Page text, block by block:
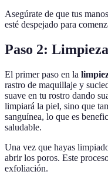
Asegúrate de que tus
esté despejado para
Paso 2:
El primer paso en la
rastro de maquillaje y
suave en tu rostro dando
limpiará la piel, sino que
sanguínea, lo que es
saludable.
Una vez que hayas
abrir los poros. Este
exfoliación.